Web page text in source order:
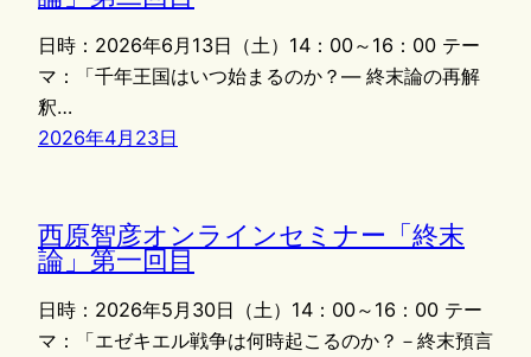
日時：2026年6月13日（土）14：00～16：00 テー
マ：「千年王国はいつ始まるのか？― 終末論の再解
釈…
2026年4月23日
西原智彦オンラインセミナー「終末
論」第一回目
日時：2026年5月30日（土）14：00～16：00 テー
マ：「エゼキエル戦争は何時起こるのか？－終末預言